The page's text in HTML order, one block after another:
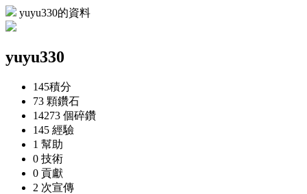
yuyu330的資料
yuyu330
145積分
73 顆鑽石
14273 個碎鑽
145 經驗
1 幫助
0 技術
0 貢獻
2 次宣傳